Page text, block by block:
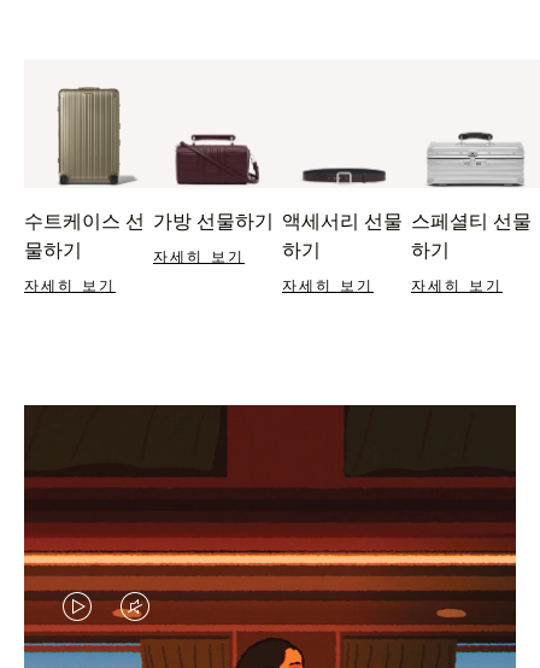
수트케이스 선
물하기
자세히 보기
가방 선물하기
자세히 보기
액세서리 선물
하기
자세히 보기
스페셜티 선물
하기
자세히 보기
VIDEOVIDEO